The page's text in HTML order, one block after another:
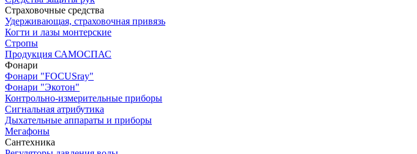
Страховочные средства
Удерживающая, страховочная привязь
Когти и лазы монтерские
Стропы
Продукция САМОСПАС
Фонари
Фонари "FOCUSray"
Фонари "Экотон"
Контрольно-измерительные приборы
Сигнальная атрибутика
Дыхательные аппараты и приборы
Мегафоны
Сантехника